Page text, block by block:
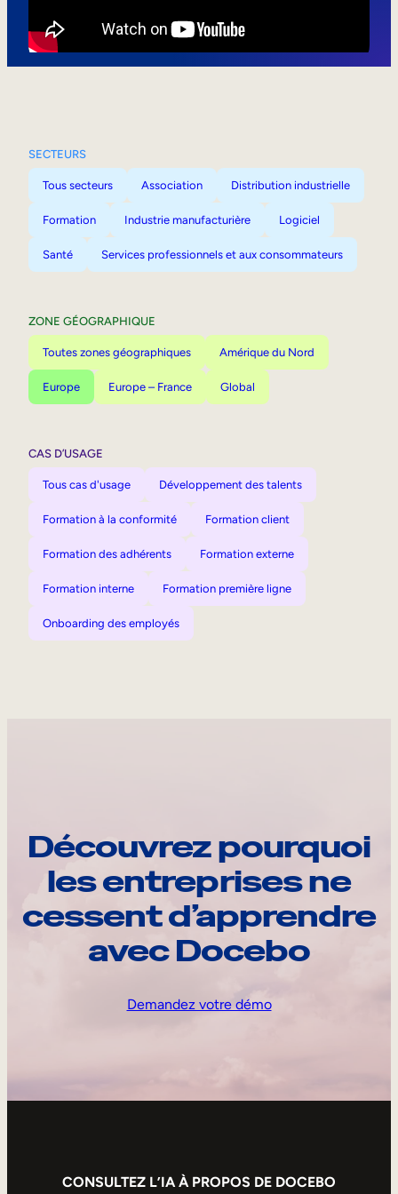
SECTEURS
Tous secteurs Association Distribution industrielle
Formation Industrie manufacturière Logiciel
Santé Services professionnels et aux consommateurs
ZONE GÉOGRAPHIQUE
Toutes zones géographiques Amérique du Nord
Europe Europe – France Global
CAS D’USAGE
Tous cas d'usage Développement des talents
Formation à la conformité Formation client
Formation des adhérents Formation externe
Formation interne Formation première ligne
Onboarding des employés
Découvrez pourquoi
les entreprises ne
cessent d’apprendre
avec Docebo
Demandez votre démo
CONSULTEZ L’IA À PROPOS DE DOCEBO